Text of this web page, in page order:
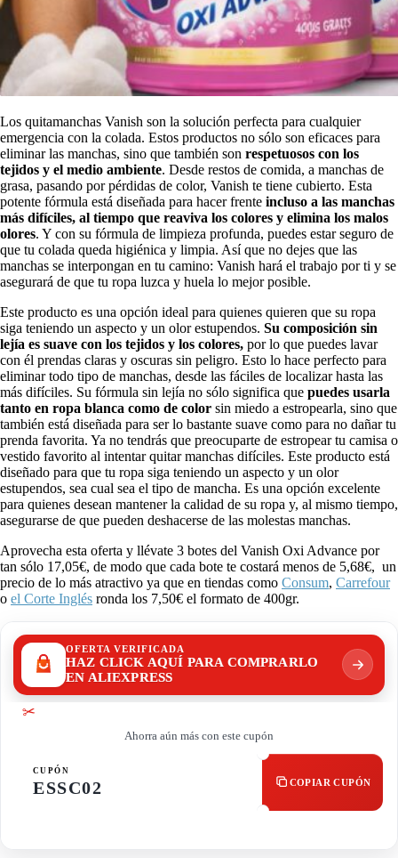
Los quitamanchas Vanish son la solución perfecta para cualquier
emergencia con la colada. Estos productos no sólo son eficaces para
eliminar las manchas, sino que también son respetuosos con los
tejidos y el medio ambiente. Desde restos de comida, a manchas de
grasa, pasando por pérdidas de color, Vanish te tiene cubierto. Esta
potente fórmula está diseñada para hacer frente incluso a las manchas
más difíciles, al tiempo que reaviva los colores y elimina los malos
olores. Y con su fórmula de limpieza profunda, puedes estar seguro de
que tu colada queda higiénica y limpia. Así que no dejes que las
manchas se interpongan en tu camino: Vanish hará el trabajo por ti y se
asegurará de que tu ropa luzca y huela lo mejor posible.
Este producto es una opción ideal para quienes quieren que su ropa
siga teniendo un aspecto y un olor estupendos. Su composición sin
lejía es suave con los tejidos y los colores, por lo que puedes lavar
con él prendas claras y oscuras sin peligro. Esto lo hace perfecto para
eliminar todo tipo de manchas, desde las fáciles de localizar hasta las
más difíciles. Su fórmula sin lejía no sólo significa que puedes usarla
tanto en ropa blanca como de color sin miedo a estropearla, sino que
también está diseñada para ser lo bastante suave como para no dañar tu
prenda favorita. Ya no tendrás que preocuparte de estropear tu camisa o
vestido favorito al intentar quitar manchas difíciles. Este producto está
diseñado para que tu ropa siga teniendo un aspecto y un olor
estupendos, sea cual sea el tipo de mancha. Es una opción excelente
para quienes desean mantener la calidad de su ropa y, al mismo tiempo,
asegurarse de que pueden deshacerse de las molestas manchas.
Aprovecha esta oferta y llévate 3 botes del Vanish Oxi Advance por
tan sólo 17,05€, de modo que cada bote te costará menos de 5,68€, un
precio de lo más atractivo ya que en tiendas como Consum, Carrefour
o el Corte Inglés ronda los 7,50€ el formato de 400gr.
OFERTA VERIFICADA
HAZ CLICK AQUÍ PARA COMPRARLO
EN ALIEXPRESS
✂
Ahorra aún más con este cupón
CUPÓN
ESSC02 COPIAR CUPÓN